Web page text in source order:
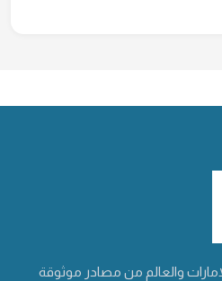
والعالم من مصادر موثوقة